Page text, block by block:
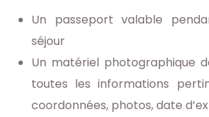
Un passeport valable
séjour
Un matériel photographique
toutes les informations
coordonnées, photos, date